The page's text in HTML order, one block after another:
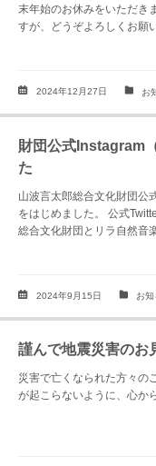
末年始のお休みをいただき
すが、どうぞよろしくお願
2024年12月27日 お
財団公式Instagram
た
山波言太郎総合文化財団公
をはじめました。 公式
総合文化財団とリラ自然音楽
2024年9月15日 お
謹んで地震災害のお
災害で亡くなられた方々の
が起こらないように、心か